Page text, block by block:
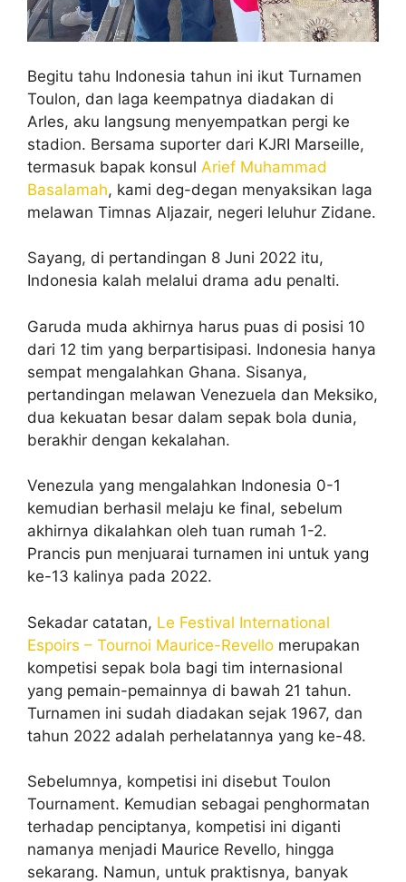
Begitu tahu Indonesia tahun ini ikut Turnamen
Toulon, dan laga keempatnya diadakan di
Arles, aku langsung menyempatkan pergi ke
stadion. Bersama suporter dari KJRI Marseille,
termasuk bapak konsul Arief Muhammad
Basalamah, kami deg-degan menyaksikan laga
melawan Timnas Aljazair, negeri leluhur Zidane.
Sayang, di pertandingan 8 Juni 2022 itu,
Indonesia kalah melalui drama adu penalti.
Garuda muda akhirnya harus puas di posisi 10
dari 12 tim yang berpartisipasi. Indonesia hanya
sempat mengalahkan Ghana. Sisanya,
pertandingan melawan Venezuela dan Meksiko,
dua kekuatan besar dalam sepak bola dunia,
berakhir dengan kekalahan.
Venezula yang mengalahkan Indonesia 0-1
kemudian berhasil melaju ke final, sebelum
akhirnya dikalahkan oleh tuan rumah 1-2.
Prancis pun menjuarai turnamen ini untuk yang
ke-13 kalinya pada 2022.
Sekadar catatan, Le Festival International
Espoirs – Tournoi Maurice-Revello merupakan
kompetisi sepak bola bagi tim internasional
yang pemain-pemainnya di bawah 21 tahun.
Turnamen ini sudah diadakan sejak 1967, dan
tahun 2022 adalah perhelatannya yang ke-48.
Sebelumnya, kompetisi ini disebut Toulon
Tournament. Kemudian sebagai penghormatan
terhadap penciptanya, kompetisi ini diganti
namanya menjadi Maurice Revello, hingga
sekarang. Namun, untuk praktisnya, banyak